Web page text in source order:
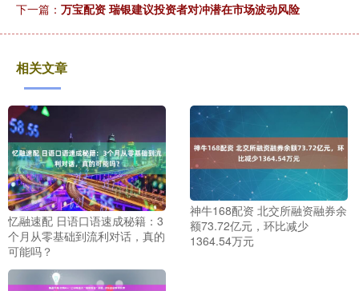
下一篇： 万宝配资 瑞银建议投资者对冲潜在市场波动风险
相关文章
忆融速配 日语口语速成秘籍：3
个月从零基础到流利对话，真的
可能吗？
神牛168配资 北交所融资融券余
额73.72亿元，环比减少
1364.54万元